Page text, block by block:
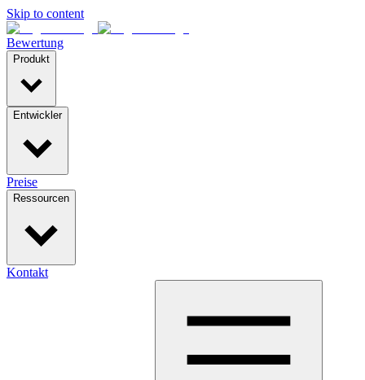
Skip to content
Bewertung
Produkt
Entwickler
Preise
Ressourcen
Kontakt